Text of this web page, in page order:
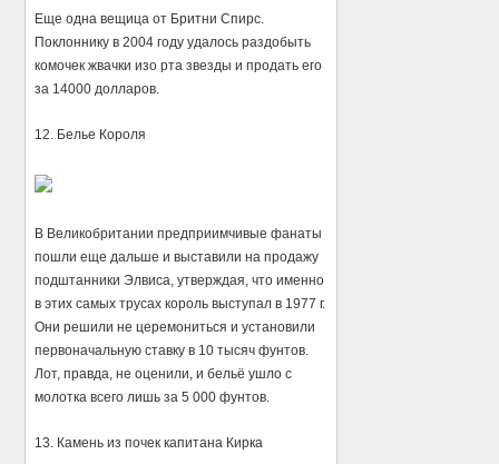
Еще одна вещица от Бритни Спирс.
Поклоннику в 2004 году удалось раздобыть
комочек жвачки изо рта звезды и продать его
за 14000 долларов.
12. Белье Короля
В Великобритании предприимчивые фанаты
пошли еще дальше и выставили на продажу
подштанники Элвиса, утверждая, что именно
в этих самых трусах король выступал в 1977 г.
Они решили не церемониться и установили
первоначальную ставку в 10 тысяч фунтов.
Лот, правда, не оценили, и бельё ушло с
молотка всего лишь за 5 000 фунтов.
13. Камень из почек капитана Кирка